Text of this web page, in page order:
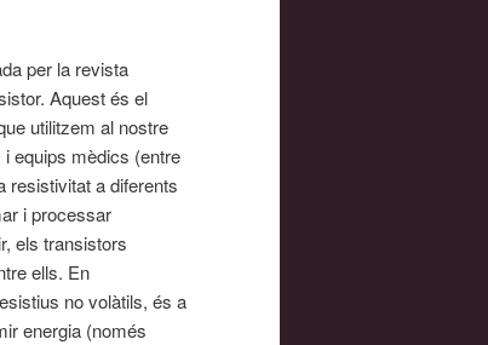
per la revista
Aquest és el
utilitzem al nostre
equips mèdics (entre
resistivitat a diferents
i processar
els transistors
ells. En
no volàtils, és a
energia (només